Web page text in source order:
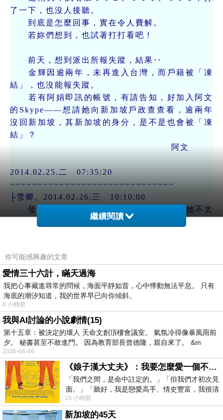
了一下，也沒人接聽。
到底是怎麼回事，實在令人費解。
若妳們想到，也試著打打看吧！
前天，想到派出所報失蹤，結果‥
金輝因逾兩年，未再進入台灣，而戶籍被「凍
結」，也沒能報失蹤。
若有阿娟即訊的帳號，有請告知，好加入阿文
的Skype——想請她向新加坡戶政查查看，逾兩年
沒回新加坡，其新加坡的身分，是不是也會被「凍
結」？
阿文
2014.02.25.二 07:35:20
~~~~~~~~~~~~~~~~~~~~~~~~~~~~~~
├雪卿。2014.02.26.三 10:10:00
發mai11給阿娟了，也不知她會不會收，她不太
次，没人回！
新加坡戶政的事，我麻煩其東幫忙問了
~~~~~~~~~~~~~~~~~~~~~~~~~~~~~~
├雪卿。2014.02.26.三 16:17:00
以下，是其東太太的回應‥
「去年，我們有透過，新神的學長，協助尋找，訊
息出去了，但沒有回應。
學長回說‥不是很容易的事！」
▽005-雪卿。2014.06.29.日
▽雪卿。2014.06.29.日 16:20:00
拿回山上的蘭花，叫兜脣石斛（春石斛）粉
色、白色。
繼續閱讀
你可能感興趣的文章
愛情三十六計，瞞天過海
我把心事藏進尋常的問候，海面平靜如昔，心中悸動無法平息。 只有
海底的潮汐知道，我的世界早已向你傾斜。
6 小時前
我與AI討論的小說劇情(15)
第十五章：被決定的壞人 天命文創頂樓會議室。 氣氛冷得像暴風雨前
夕。 秘書甚至不敢進門。 因為教育部長曾德隆，親自來了。 &m
2026-08-06
《娘子漢大丈夫》：我要怎麼愛一個不存在的人？
「我們之間，是命中註定的。」「但我們才初次見
面。」「聽好，我是戀愛高手、情史豐富，我很清
楚這種感覺，你我之間的那種感覺，現
15 小時前
新加坡的45天